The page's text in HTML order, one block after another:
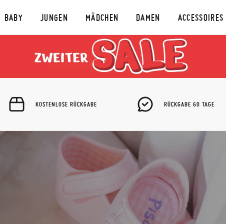
BABY JUNGEN MÄDCHEN DAMEN ACCESSOIRES
KOSTENLOSE RÜCKGABE RÜCKGABE 60 TAGE